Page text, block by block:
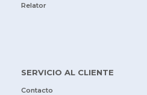
Relator
SERVICIO AL CLIENTE
Contacto